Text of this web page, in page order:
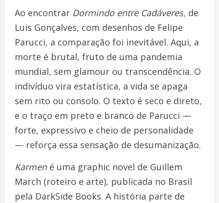
Ao encontrar Dormindo entre Cadáveres, de
Luis Gonçalves, com desenhos de Felipe
Parucci, a comparação foi inevitável. Aqui, a
morte é brutal, fruto de uma pandemia
mundial, sem glamour ou transcendência. O
indivíduo vira estatística, a vida se apaga
sem rito ou consolo. O texto é seco e direto,
e o traço em preto e branco de Parucci —
forte, expressivo e cheio de personalidade
— reforça essa sensação de desumanização.
Karmené uma graphic novel de Guillem
March (roteiro e arte), publicada no Brasil
pela DarkSide Books. A história parte de